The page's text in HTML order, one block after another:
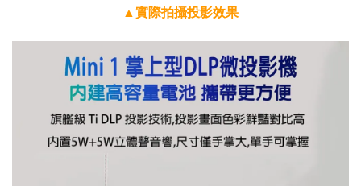
▲實際拍攝投影效果